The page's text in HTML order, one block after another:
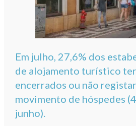
Em julho, 27,6% dos
de alojamento turístico
encerrados ou não
movimento de hóspedes
junho).